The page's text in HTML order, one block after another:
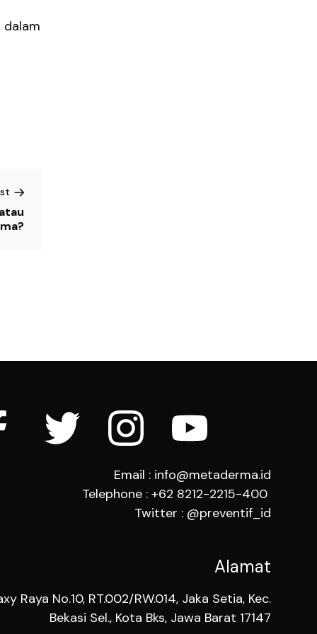
dalam
Email : info@metaderma.id
Telephone : +62 8212-2215-400
Twitter : @preventif_id
Alamat
Raya No.10, RT.002/RW.014, Jaka Setia, Kec.
Bekasi Sel., Kota Bks, Jawa Barat 17147